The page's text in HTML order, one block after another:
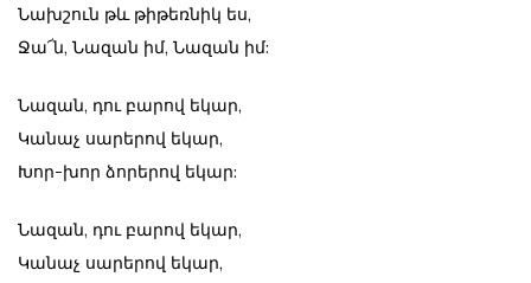
Նախշուն թև թիթեռնիկ ես,
Ջա՜ն, Նազան իմ, Նազան իմ:
Նազան, դու բարով եկար,
Կանաչ սարերով եկար,
Խոր-խոր ձորերով եկար:
Նազան, դու բարով եկար,
Կանաչ սարերով եկար,